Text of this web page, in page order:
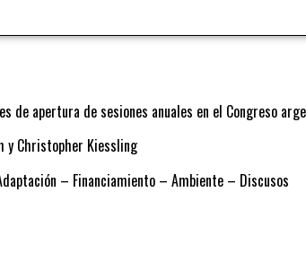
de apertura de sesiones anuales en el Congreso
y Christopher Kiessling
– Financiamiento – Ambiente – Discusos